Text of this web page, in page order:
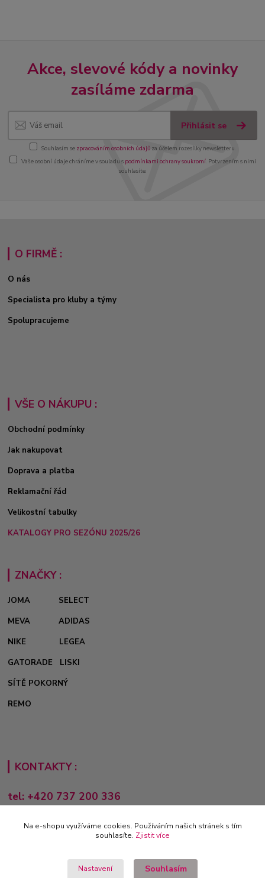
Akce, slevové kódy a novinky
zasíláme zdarma
Přihlásit se
Souhlasím se zpracováním osobních údajůza účelem rozesílky newsletteru.
Vaše osobní údaje chráníme v souladu s podmínkami ochrany soukromí. Potvrzením s nimi
souhlasíte.
O FIRMĚ :
O nás
Specialista pro kluby a týmy
Spolupracujeme
VŠE O NÁKUPU :
Obchodní podmínky
Jak nakupovat
Doprava a platba
Reklamační řád
Velikostní tabulky
KATALOGY PRO SEZÓNU 2025/26
ZNAČKY :
JOMA
SELECT
MEVA
ADIDAS
NIKE
LEGEA
GATORADE
LISKI
SÍTĚ POKORNÝ
REMO
KONTAKTY :
tel: +420 737 200 336
Pondělí-Pátek: 8 - 17 hodin
obchod@e-sporting.cz
Na e-shopu využíváme cookies. Používáním našich stránek s tím
souhlasíte. Zjistit více
Nastavení Souhlasím